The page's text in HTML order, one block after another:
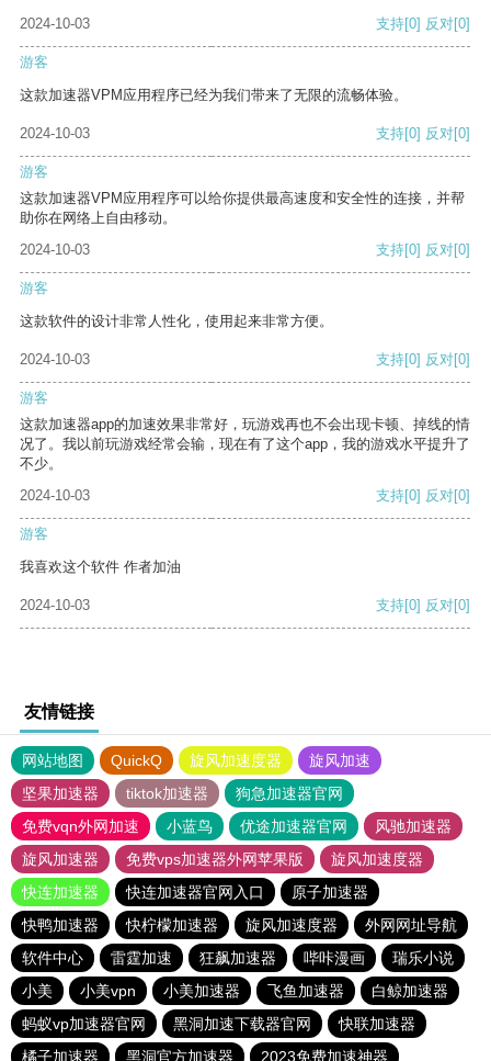
2024-10-03
支持[0] 反对[0]
游客
这款加速器VPM应用程序已经为我们带来了无限的流畅体验。
2024-10-03 支持[0] 反对[0]
游客
这款加速器VPM应用程序可以给你提供最高速度和安全性的连接，并帮
助你在网络上自由移动。
2024-10-03
支持[0] 反对[0]
游客
这款软件的设计非常人性化，使用起来非常方便。
2024-10-03 支持[0] 反对[0]
游客
这款加速器app的加速效果非常好，玩游戏再也不会出现卡顿、掉线的情
况了。我以前玩游戏经常会输，现在有了这个app，我的游戏水平提升了
不少。
2024-10-03
支持[0] 反对[0]
游客
我喜欢这个软件 作者加油
2024-10-03 支持[0] 反对[0]
友情链接
网站地图 QuickQ 旋风加速度器
旋风加速
坚果加速器
tiktok加速器
狗急加速器官网
免费vqn外网加速
小蓝鸟 优途加速器官网
风驰加速器
旋风加速器
免费vps加速器外网苹果版
旋风加速度器
快连加速器
快连加速器官网入口
原子加速器
快鸭加速器
快柠檬加速器 旋风加速度器
外网网址导航
软件中心
雷霆加速 狂飙加速器 哔咔漫画
瑞乐小说
小美
小美vpn 小美加速器 飞鱼加速器
白鲸加速器
蚂蚁vp加速器官网
黑洞加速下载器官网
快联加速器
橘子加速器
黑洞官方加速器 2023免费加速神器